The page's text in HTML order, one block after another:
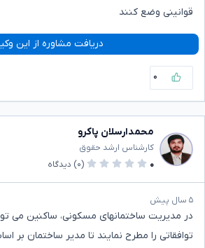
قوانینی وضع کنند
دریافت مشاوره از این
۰
محمدارسلان پاکرو
کارشناس ارشد حقوق
۰
(۰) دیدگاه
۵ سال پیش
در مدیریت ساختمانهای مسکونی، ساکنین می
توافقاتی را مطرح نمایند تا مدیر ساختمان بر